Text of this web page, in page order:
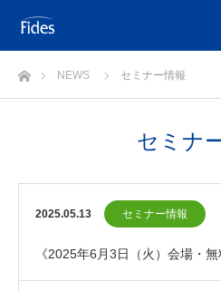
ホームNEWS セミナー情報
セミナ
2025.05.13 セミナー情報
《2025年6月3日（火）会場・